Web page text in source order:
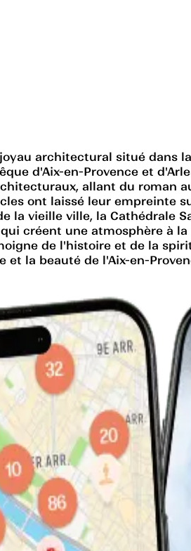
architectural situé dans
d'Aix-en-Provence et
allant du roman
ont laissé leur empreinte
la vieille ville, la Cathédrale
créent une atmosphère à
de l'histoire et de la
la beauté de l'Aix-en-